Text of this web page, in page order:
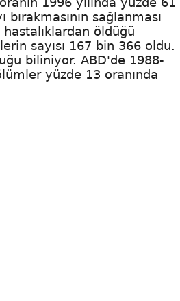
sağlanması
öldüğü
sayısı 167 bin 366 oldu.
biliniyor. ABD'de 1988-
yüzde 13 oranında